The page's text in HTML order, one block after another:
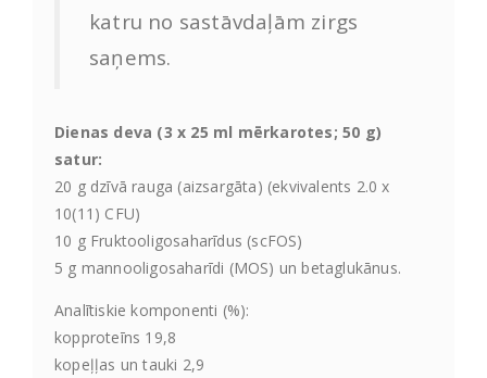
katru no sastāvdaļām zirgs
saņems.
Dienas deva (3 x 25 ml mērkarotes; 50 g)
satur:
20 g dzīvā rauga (aizsargāta) (ekvivalents 2.0 x
10(11) CFU)
10 g Fruktooligosaharīdus (scFOS)
5 g mannooligosaharīdi (MOS) un betaglukānus.
Analītiskie komponenti (%):
kopproteīns 19,8
kopeļļas un tauki 2,9